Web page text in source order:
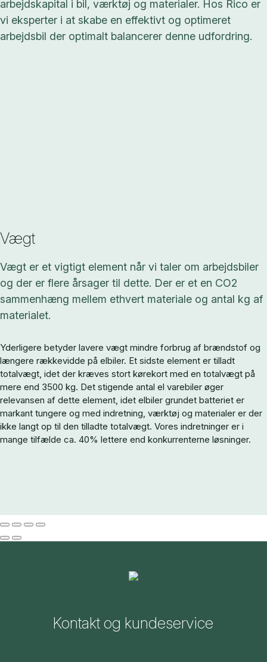
arbejdskapital i bil, værktøj og materialer. Hos Rico er
vi eksperter i at skabe en effektivt og optimeret
arbejdsbil der optimalt balancerer denne udfordring.
Vægt
Vægt er et vigtigt element når vi taler om arbejdsbiler
og der er flere årsager til dette. Der er et en CO2
sammenhæng mellem ethvert materiale og antal kg af
materialet.
Yderligere betyder lavere vægt mindre forbrug af brændstof og
længere rækkevidde på elbiler. Et sidste element er tilladt
totalvægt, idet der kræves stort kørekort med en totalvægt på
mere end 3500 kg. Det stigende antal el varebiler øger
relevansen af dette element, idet elbiler grundet batteriet er
markant tungere og med indretning, værktøj og materialer er der
ikke langt op til den tilladte totalvægt. Vores indretninger er i
mange tilfælde ca. 40% lettere end konkurrenterne løsninger.
Kontakt og kundeservice